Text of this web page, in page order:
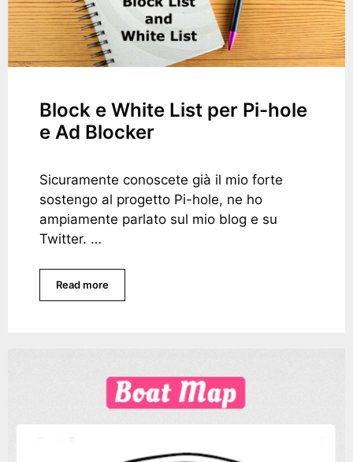
Block e White List per Pi-hole
e Ad Blocker
Sicuramente conoscete già il mio forte
sostengo al progetto Pi-hole, ne ho
ampiamente parlato sul mio blog e su
Twitter. …
Read more